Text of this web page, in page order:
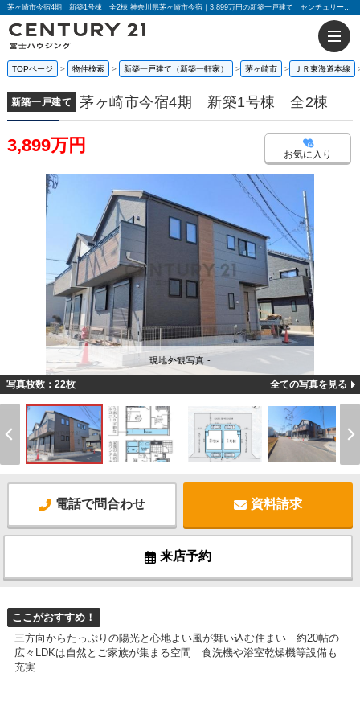
茅ヶ崎市今宿4期 新築1号棟 全2棟 神奈川県茅ヶ崎市今宿｜3,899万円の新築一戸建て｜センチュリー21富士ハウジング
TOPページ 物件検索 新築一戸建て（新築一軒家） 茅ヶ崎市 ＪＲ東海道本線
新築一戸建て 茅ヶ崎市今宿4期 新築1号棟 全2棟
3,899万円 お気に入り
現地外観写真 -
写真枚数：22枚 全ての写真を見る
電話で問合わせ 資料請求
来店予約
ここがおすすめ！
三方向からたっぷりの陽光と心地よい風が舞い込む住まい 約20帖の
広々LDKは自然とご家族が集まる空間 食洗機や浴室乾燥機等設備も
充実